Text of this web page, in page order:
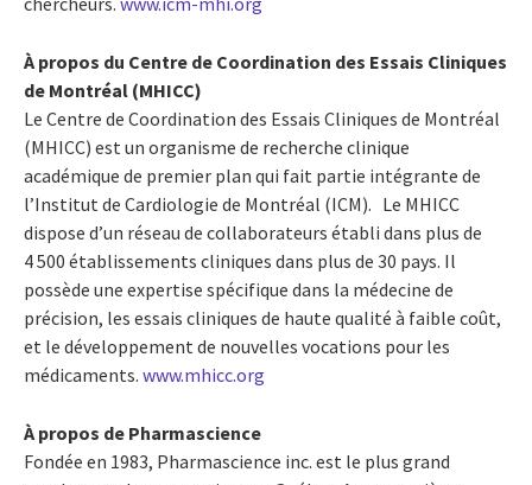
À propos du Centre de Coordination des Essais Cliniques
de Montréal (MHICC)
Le Centre de Coordination des Essais Cliniques de Montréal
(MHICC) est un organisme de recherche clinique
académique de premier plan qui fait partie intégrante de
l’Institut de Cardiologie de Montréal (ICM). Le MHICC
dispose d’un réseau de collaborateurs établi dans plus de
4 500 établissements cliniques dans plus de 30 pays. Il
possède une expertise spécifique dans la médecine de
précision, les essais cliniques de haute qualité à faible coût,
et le développement de nouvelles vocations pour les
médicaments. www.mhicc.org
À propos de Pharmascience
Fondée en 1983, Pharmascience inc. est le plus grand